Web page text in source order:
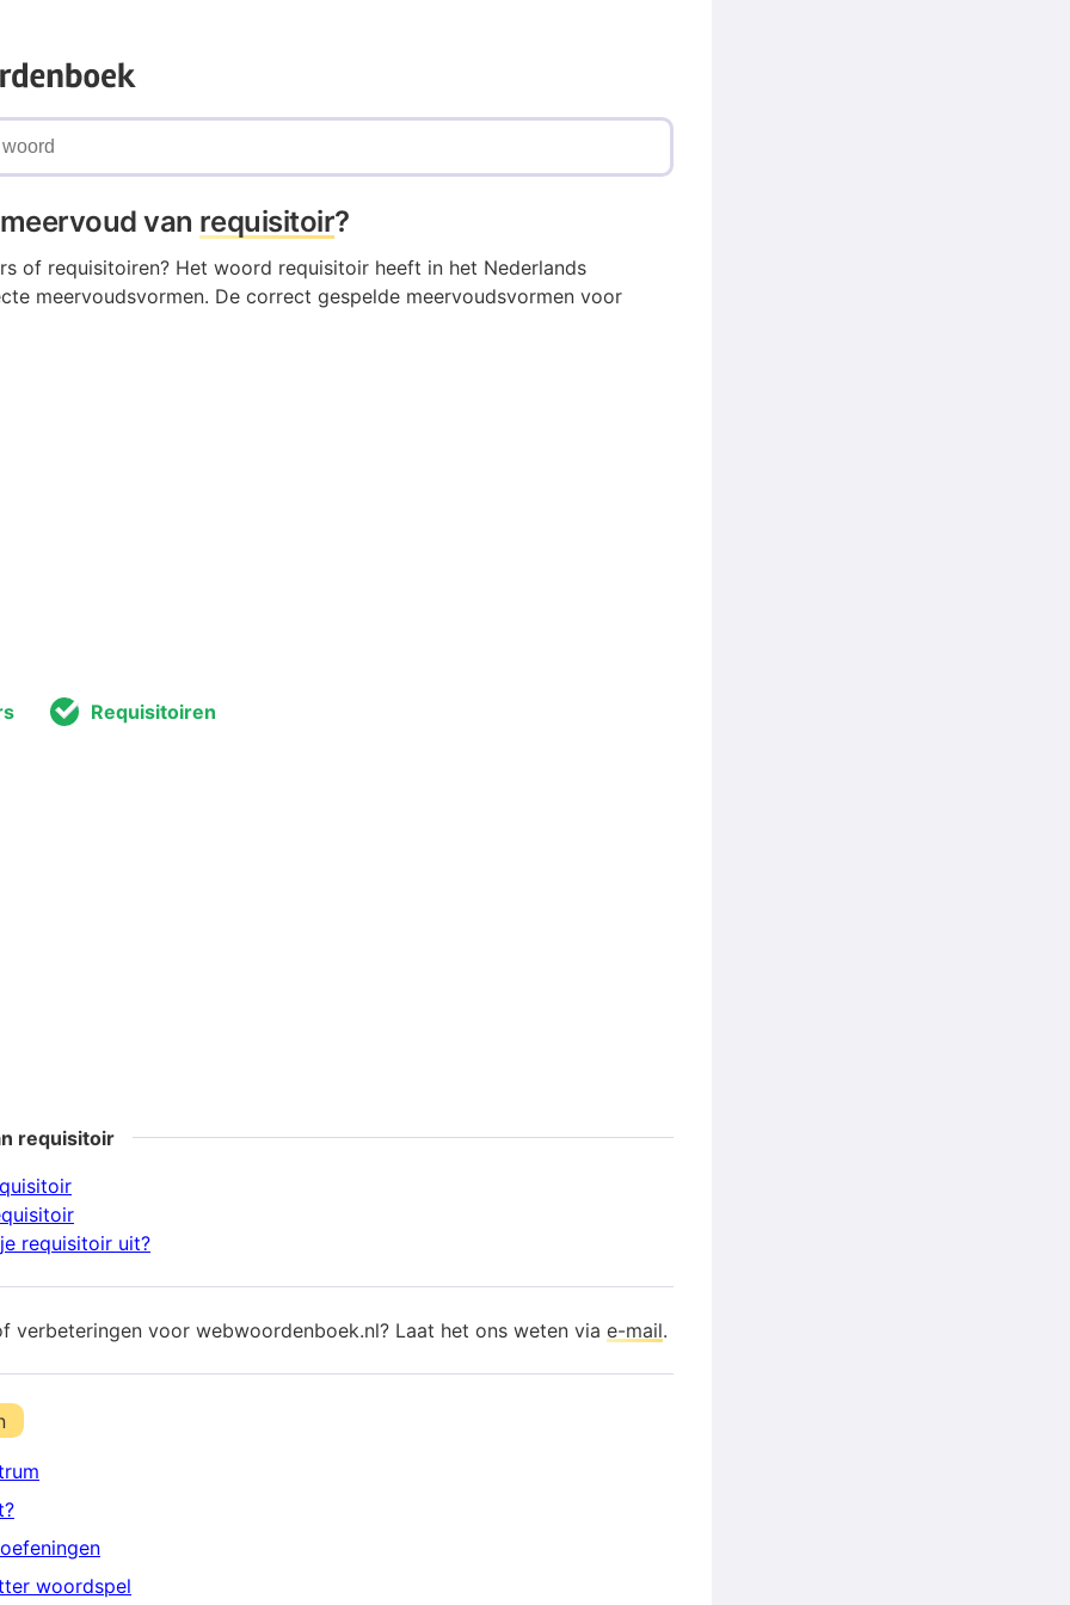
van requisitoir?
of requisitoiren? Het woord requisitoir heeft in het Nederlands
meervoudsvormen. De correct gespelde meervoudsvormen voor
Requisitoiren
requisitoir
requisitoir uit?
verbeteringen voor webwoordenboek.nl? Laat het ons weten via e-mail.
woordspel